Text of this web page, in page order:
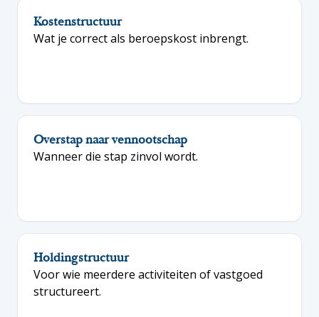
Kostenstructuur
Wat je correct als beroepskost inbrengt.
Overstap naar vennootschap
Wanneer die stap zinvol wordt.
Holdingstructuur
Voor wie meerdere activiteiten of vastgoed
structureert.